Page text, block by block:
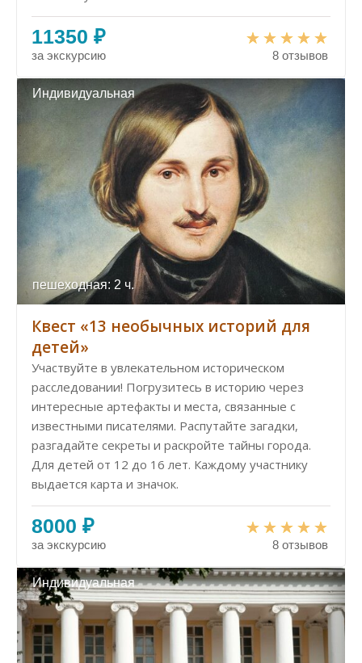
11350 ₽
за экскурсию 8 отзывов
Индивидуальная
пешеходная: 2 ч.
Квест «13 необычных историй для
детей»
Участвуйте в увлекательном историческом
расследовании! Погрузитесь в историю через
интересные артефакты и места, связанные с
известными писателями. Распутайте загадки,
разгадайте секреты и раскройте тайны города.
Для детей от 12 до 16 лет. Каждому участнику
выдается карта и значок.
8000 ₽
за экскурсию 8 отзывов
Индивидуальная